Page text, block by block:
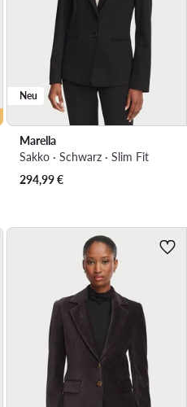
Neu
Marella
Sakko · Schwarz · Slim Fit
294,99€